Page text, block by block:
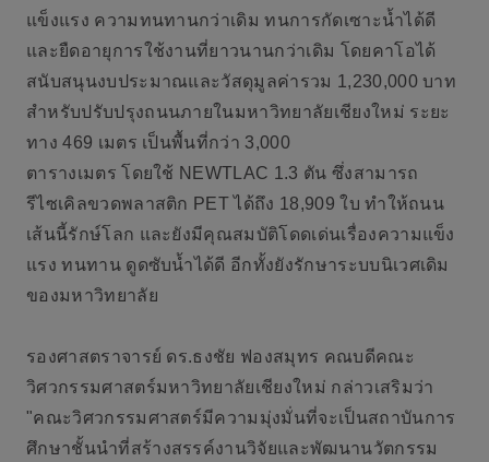
แข็งแรง ความทนทานกว่าเดิม ทนการกัดเซาะน้ำได้ดี
และยืดอายุการใช้งานที่ยาวนานกว่าเดิม โดยคาโอได้
สนับสนุนงบประมาณและวัสดุมูลค่ารวม 1,230,000 บาท
สำหรับปรับปรุงถนนภายในมหาวิทยาลัยเชียงใหม่ ระยะ
ทาง 469 เมตร เป็นพื้นที่กว่า 3,000
ตารางเมตร โดยใช้ NEWTLAC 1.3 ตัน ซึ่งสามารถ
รีไซเคิลขวดพลาสติก PET ได้ถึง 18,909 ใบ ทำให้ถนน
เส้นนี้รักษ์โลก และยังมีคุณสมบัติโดดเด่นเรื่องความแข็ง
แรง ทนทาน ดูดซับน้ำได้ดี อีกทั้งยังรักษาระบบนิเวศเดิม
ของมหาวิทยาลัย
รองศาสตราจารย์ ดร.ธงชัย ฟองสมุทร คณบดีคณะ
วิศวกรรมศาสตร์มหาวิทยาลัยเชียงใหม่ กล่าวเสริมว่า
"คณะวิศวกรรมศาสตร์มีความมุ่งมั่นที่จะเป็นสถาบันการ
ศึกษาชั้นนำที่สร้างสรรค์งานวิจัยและพัฒนานวัตกรรม